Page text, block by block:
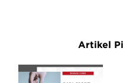
Artikel